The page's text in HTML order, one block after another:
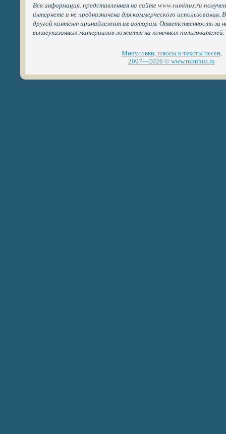
Вся информация, представленная на сайте www.ruminus.ru
интернете и не предназначена для коммерческого
другой контент принадлежат их авторам. Ответственность за
вышеуказанных материалов ложится на конечных пользователей.
Минусовки, плюсы и тексты песен,
2007—2026 © www.ruminus.ru